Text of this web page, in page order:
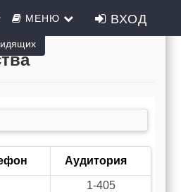
МЕНЮ ВХОД
Аудитория
1-405